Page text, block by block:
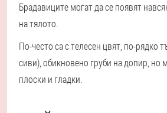
Брадавиците могат да се появят
на тялото.
По-често са с телесен цвят, по-рядко
сиви), обикновено груби на допир, но
плоски и гладки.